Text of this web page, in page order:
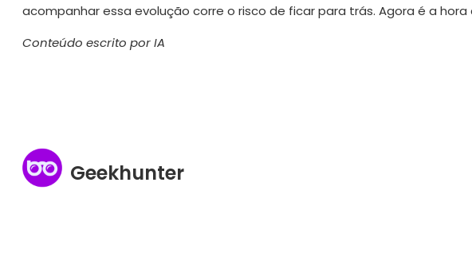
acompanhar essa evolução corre o risco de ficar para trás. Agora é a
Conteúdo escrito por IA
Geekhunter